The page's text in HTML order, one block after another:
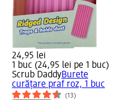
24,95 lei
1 buc (24,95 lei pe 1 buc)
Scrub DaddyBurete
curățare praf roz, 1 buc
(13)